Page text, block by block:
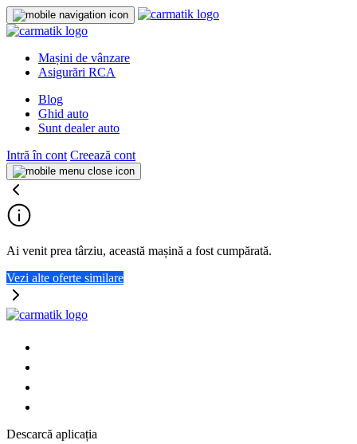
Mașini de vânzare
Asigurări RCA
Blog
Ghid auto
Sunt dealer auto
Intră în cont Creează cont
Ai venit prea târziu, această mașină a fost cumpărată.
Vezi alte oferte similare
Descarcă aplicația